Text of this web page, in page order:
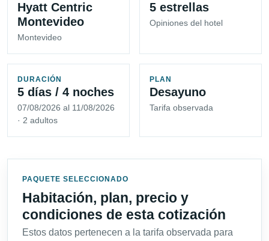
Hyatt Centric
Montevideo
Montevideo
5 estrellas
Opiniones del hotel
DURACIÓN
5 días / 4 noches
07/08/2026 al 11/08/2026
· 2 adultos
PLAN
Desayuno
Tarifa observada
PAQUETE SELECCIONADO
Habitación, plan, precio y
condiciones de esta cotización
Estos datos pertenecen a la tarifa observada para